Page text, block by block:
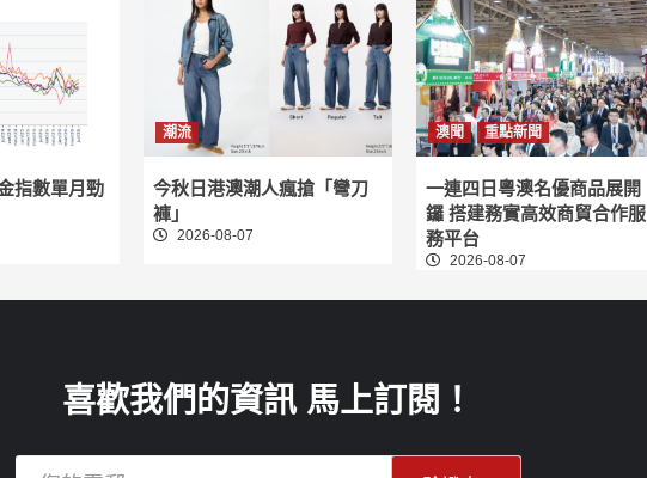
指數單月勁
潮流
今秋日港澳潮人瘋搶「彎刀
褲」
2026-08-07
澳聞 重點新聞
一連四日粵澳名優商品展開
鑼 搭建務實高效商貿合作服
務平台
2026-08-07
喜歡我們的資訊 馬上訂閱！